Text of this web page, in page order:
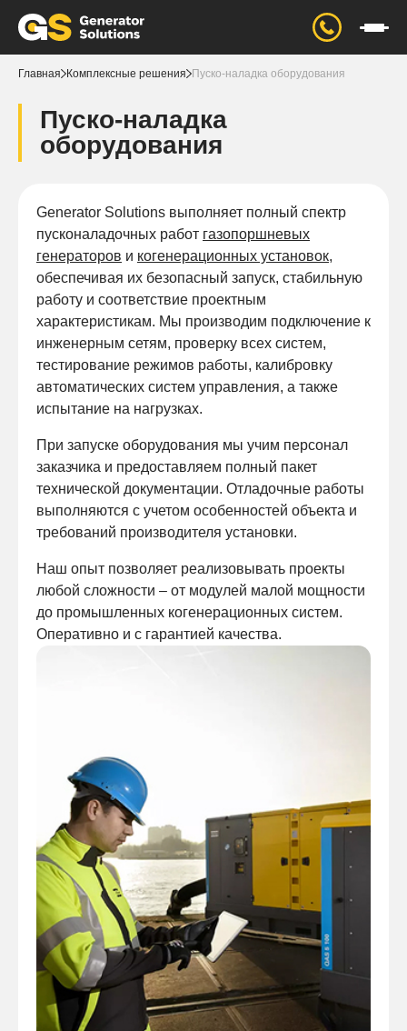
Главная Комплексные решения Пуско-наладка оборудования
Пуско-наладка
оборудования
Generator Solutions выполняет полный спектр
пусконаладочных работ газопоршневых
генераторов и когенерационных установок,
обеспечивая их безопасный запуск, стабильную
работу и соответствие проектным
характеристикам. Мы производим подключение к
инженерным сетям, проверку всех систем,
тестирование режимов работы, калибровку
автоматических систем управления, а также
испытание на нагрузках.
При запуске оборудования мы учим персонал
заказчика и предоставляем полный пакет
технической документации. Отладочные работы
выполняются с учетом особенностей объекта и
требований производителя установки.
Наш опыт позволяет реализовывать проекты
любой сложности – от модулей малой мощности
до промышленных когенерационных систем.
Оперативно и с гарантией качества.